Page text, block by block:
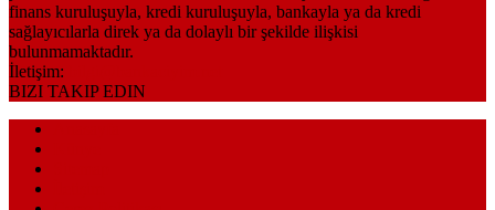
finans kuruluşuyla, kredi kuruluşuyla, bankayla ya da kredi
sağlayıcılarla direk ya da dolaylı bir şekilde ilişkisi
bulunmamaktadır.
İletişim:
BIZI TAKIP EDIN